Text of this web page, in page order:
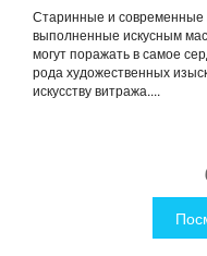
Старинные и современные
выполненные искусным
могут поражать в самое
рода художественных
искусству витража....